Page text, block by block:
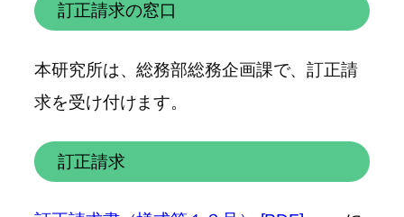
訂正請求の窓口
本研究所は、総務部総務企画課で、訂正請
求を受け付けます。
訂正請求